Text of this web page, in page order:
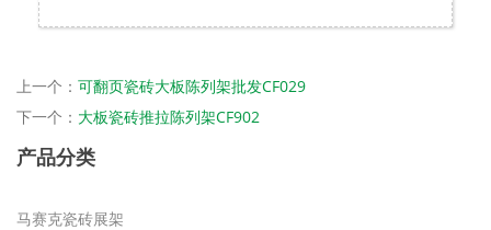
上一个： 可翻页瓷砖大板陈列架批发CF029
下一个： 大板瓷砖推拉陈列架CF902
产品分类
马赛克瓷砖展架